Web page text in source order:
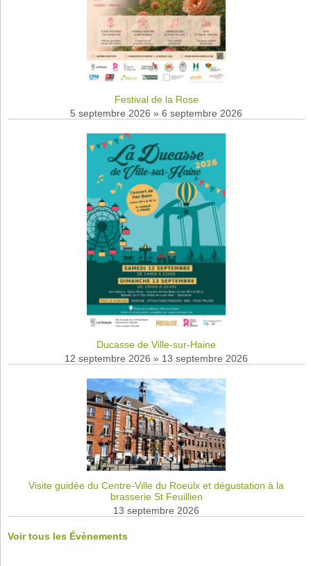
Festival de la Rose
5 septembre 2026 » 6 septembre 2026
Ducasse de Ville-sur-Haine
12 septembre 2026 » 13 septembre 2026
Visite guidée du Centre-Ville du Roeulx et dégustation à la
brasserie St Feuillien
13 septembre 2026
Voir tous les Évènements